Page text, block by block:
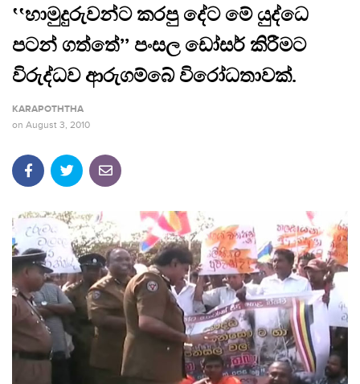
‛‛හාමුදුරුවන්ට කරපු දේට මේ යුද්ධෙ
පටන් ගත්තේ’’ පංසල ඩෝසර් කිරීමට
විරුද්ධව ආරුගම්බේ විරෝධතාවක්.
KARAPOTHTHA
on August 3, 2010